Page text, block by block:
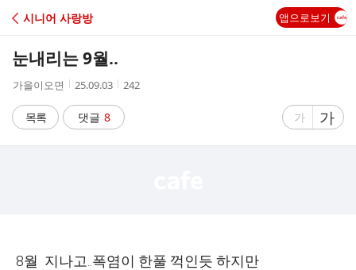
C
시니어 사랑방 앱으로보기
눈내리는 9월..
작
자
가을이오면
작
시
간
25.09.03
조
수
242
목록 댓글 8
글
가
글
자
가
8월 지나고..폭염이 한풀 꺽인듯 하지만